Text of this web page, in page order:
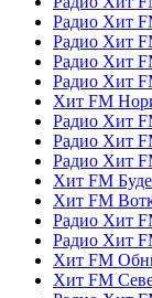
Радио Хит
Радио Хит
Радио Хит
Радио Хит
Хит FM
Радио Хит
Радио Хит
Радио Хит
Хит FM
Хит FM
Радио Хит
Радио Хит
Хит FM
Хит FM